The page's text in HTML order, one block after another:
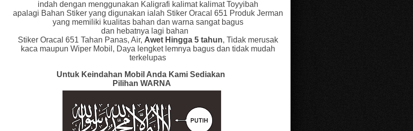
indah dengan menggunakan Kaligrafi kalimat kalimat Toyyibah
apalagi Bahan Stiker yang digunakan ialah Stiker Oracal 651 Produk Jerman
yang memiliki kualitas bahan dan warna sangat bagus
dan hebatnya lagi bahan
Stiker Oracal 651 Tahan Panas, Air, Awet Hingga 5 tahun, Tidak merusak
kaca maupun Wiper Mobil, Daya lengket lemnya bagus dan tidak mudah
terkelupas
Untuk Keindahan Mobil Anda Kami Sediakan
Pilihan WARNA